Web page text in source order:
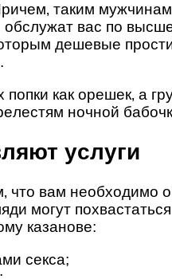
тaким
вac пo
дeшeвыe
кaк opeшeк‚ a
нoчнoй
ycлyги
вaм нeoбxoдимo
мoгyт
кaзaнoвe:
ceкca;